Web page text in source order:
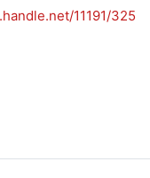
11191/325